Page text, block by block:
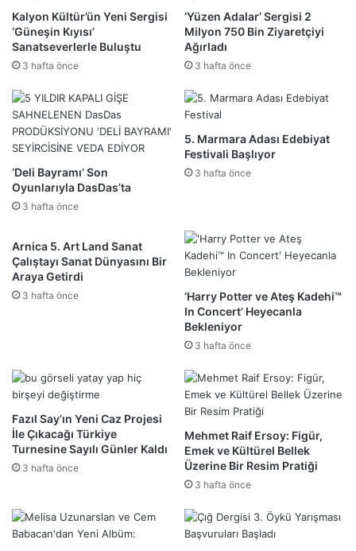
Kalyon Kültür’ün Yeni Sergisi
‘Güneşin Kıyısı’
Sanatseverlerle Buluştu
3 hafta önce
‘Yüzen Adalar’ Sergisi 2
Milyon 750 Bin Ziyaretçiyi
Ağırladı
3 hafta önce
‘Deli Bayramı’ Son
Oyunlarıyla DasDas’ta
3 hafta önce
5. Marmara Adası Edebiyat
Festivali Başlıyor
3 hafta önce
Arnica 5. Art Land Sanat
Çalıştayı Sanat Dünyasını Bir
Araya Getirdi
3 hafta önce
‘Harry Potter ve Ateş Kadehi™
In Concert’ Heyecanla
Bekleniyor
3 hafta önce
Fazıl Say’ın Yeni Caz Projesi
İle Çıkacağı Türkiye
Turnesine Sayılı Günler Kaldı
3 hafta önce
Mehmet Raif Ersoy: Figür,
Emek ve Kültürel Bellek
Üzerine Bir Resim Pratiği
3 hafta önce